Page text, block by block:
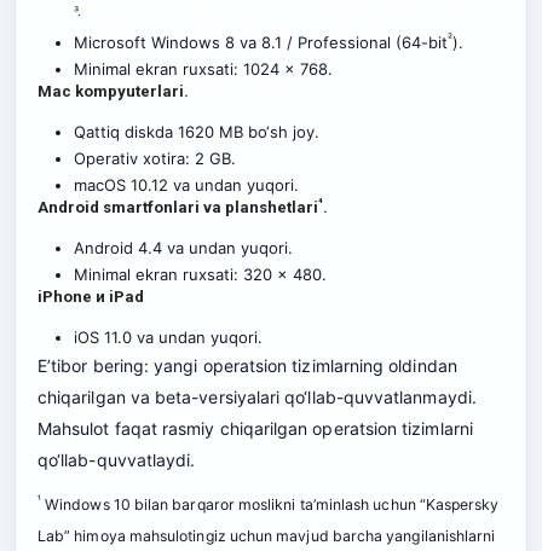
³.
Microsoft Windows 8 va 8.1 / Professional (64-bit²).
Minimal ekran ruxsati: 1024 x 768.
Mac kompyuterlari.
Qattiq diskda 1620 MB bo‘sh joy.
Operativ xotira: 2 GB.
macOS 10.12 va undan yuqori.
Android smartfonlari va planshetlari⁴.
Android 4.4 va undan yuqori.
Minimal ekran ruxsati: 320 x 480.
iPhone и iPad
iOS 11.0 va undan yuqori.
E’tibor bering: yangi operatsion tizimlarning oldindan
chiqarilgan va beta-versiyalari qo‘llab-quvvatlanmaydi.
Mahsulot faqat rasmiy chiqarilgan operatsion tizimlarni
qo‘llab-quvvatlaydi.
¹Windows 10 bilan barqaror moslikni ta’minlash uchun “Kaspersky
Lab” himoya mahsulotingiz uchun mavjud barcha yangilanishlarni